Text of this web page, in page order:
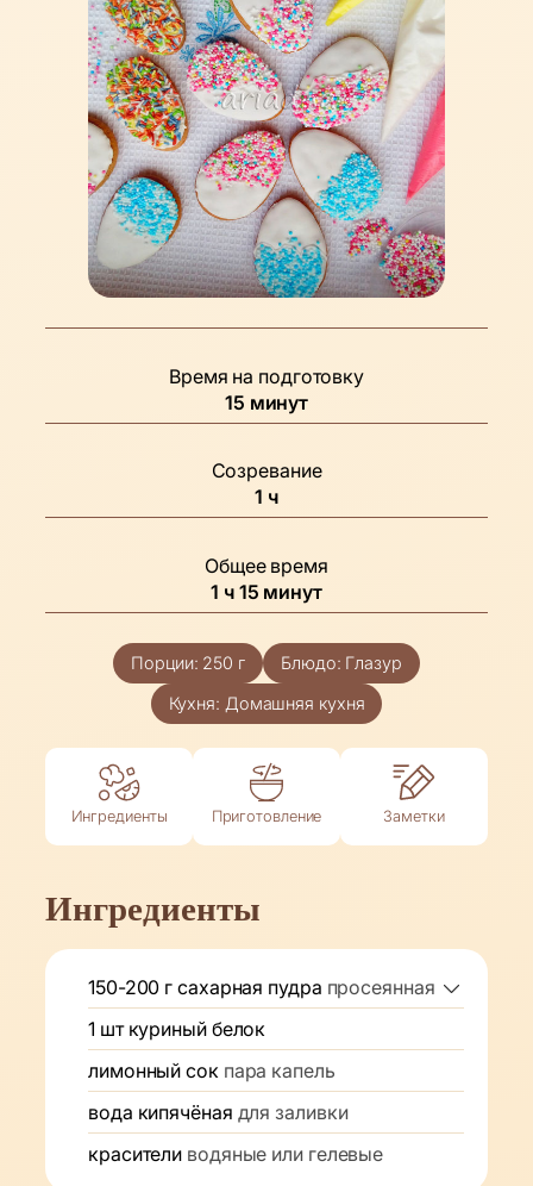
Время на подготовку
15минуты
минут
Созревание
1 час
ч
Общее время
1час
ч 15минуты
минут
Порции: 250 г Блюдо: Глазур
Кухня: Домашняя кухня
Ингредиенты Приготовление Заметки
Ингредиенты
150-200 г сахарная пудра просеянная
1 шт куриный белок
лимонный сок пара капель
вода кипячёная для заливки
красители водяные или гелевые